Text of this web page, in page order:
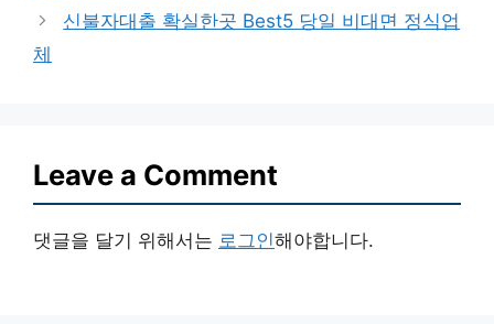
신불자대출 확실한곳 Best5 당일 비대면 정식업
체
Leave a Comment
댓글을 달기 위해서는 로그인해야합니다.